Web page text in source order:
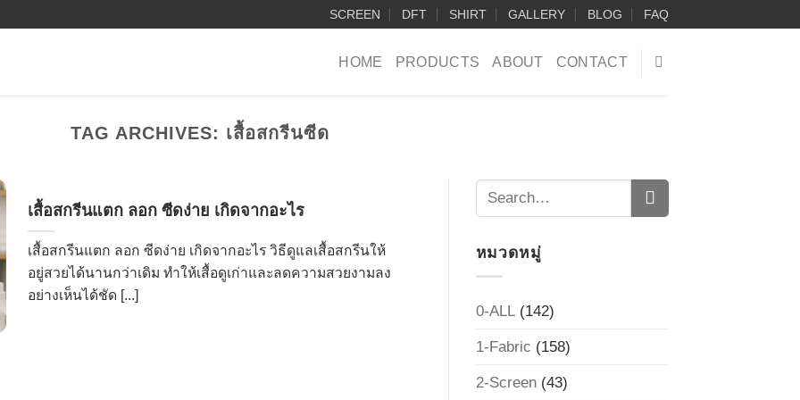
SCREEN DFT SHIRT GALLERY BLOG FAQ
HOME PRODUCTS ABOUT CONTACT
TAG ARCHIVES: เสื้อสกรีนซีด
เสื้อสกรีนแตก ลอก ซีดง่าย เกิดจากอะไร
เสื้อสกรีนแตก ลอก ซีดง่าย เกิดจากอะไร วิธีดูแลเสื้อสกรีนให้
อยู่สวยได้นานกว่าเดิม ทำให้เสื้อดูเก่าและลดความสวยงามลง
อย่างเห็นได้ชัด [...]
หมวดหมู่
0-ALL(142)
1-Fabric (158)
2-Screen(43)